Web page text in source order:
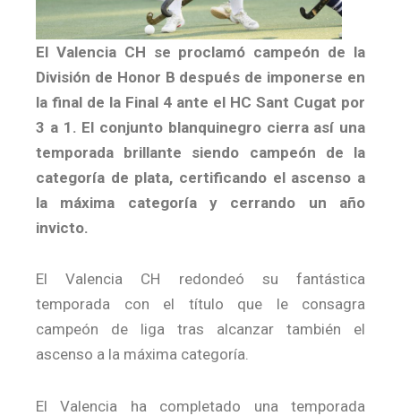
El Valencia CH se proclamó campeón de la
División de Honor B después de imponerse en
la final de la Final 4 ante el HC Sant Cugat por
3 a 1. El conjunto blanquinegro cierra así una
temporada brillante siendo campeón de la
categoría de plata, certificando el ascenso a
la máxima categoría y cerrando un año
invicto.
El Valencia CH redondeó su fantástica
temporada con el título que le consagra
campeón de liga tras alcanzar también el
ascenso a la máxima categoría.
El Valencia ha completado una temporada